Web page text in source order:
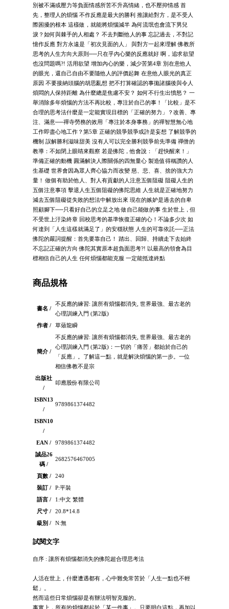
別被不滿或壓力等負面情感所苦不升高情緒，也不壓抑情感 首
先，整理人的煩惱 不作反應是最大的勝利 推讓給對方，是不受人
際困擾的根本 這樣做，就能將煩惱減半 為何流氓也會流下男兒
淚？如何與棘手的人相處？ 不去判斷他人的事 忘記過去，不對記
憶作反應 對方永遠是「初次見面的人」 與對方一起來理解 佛教所
思考的人生方向大原則──只在乎內心樂的反應就好 啊，追求欲望
也沒問題嗎?! 活用欲望 增加內心的樂，減少苦第4章 別在意他人
的眼光，還自己自由不要隨他人的評價起舞 在意他人眼光的真正
原因 不要接納頭腦的胡思亂想 把不打算確認的事拋諸腦後與令人
煩悶的人保持距離 為什麼總是焦慮不安？ 如何不行生出憤怒？ 一
舉消除多年煩惱的方法不再比較，專注於自己的事！「比較」是不
合理的思考法什麼是一定能實現目標的「正確的努力」？改善、專
注、滿意──禪寺勞務的效用「專注於本身事務」的禪智慧無心地
工作即盡心地工作？第5章 正確的競爭競爭或許是妄想 了解競爭的
機制 誤解勝利滋味甜美 沒有人可以完全勝利競爭前先準備 禪僧的
教導：不如閉上眼睛來觀察 若是佛陀，他會說：「趕快醒來！」
準備正確的動機 圓滿解決人際關係的四無量心 製造值得稱讚的人
生基礎 世界會因為眾人齊心協力而改變 慈、悲、喜、捨的強大力
量！ 做個有助於他人、對人有貢獻的人注意五個阻礙 阻礙人生的
五個注意事項 擊退人生五個阻礙的佛陀思維 人生就是正確地努力
減去五個阻礙從失敗的想法中解放出來 現在的嫉妒是過去的自卑
照顧腳下──只看好自己的立足之地 做自己能做的事 生於世上，但
不受世上汙染終章 回校思考的基準恢復正確的心！不論多少次 如
何達到「人生這樣就滿足了」的安穩狀態 人生的可靠依託──正法
佛陀的嚴詞提醒：首先要靠自己！ 踏出、回歸、持續走下去始終
不忘記正確的方向 佛陀其實原本超負面思考?! 以最高的領會為目
標相信自己的人生 任何煩惱都能克服 一定能抵達終點
商品規格
書名 /
不反應的練習: 讓所有煩惱都消失, 世界最強、最古老的
心理訓練入門 (第2版)
作者 /
草薙龍瞬
簡介 /
不反應的練習: 讓所有煩惱都消失, 世界最強、最古老的
心理訓練入門 (第2版)：一切的「痛苦」都始於自己的
「反應」。了解這一點，就是解決煩惱的第一步。一位
相信佛教不是宗
出版社
/
叩應股份有限公司
ISBN13
/
9789861374482
ISBN10
/
EAN /
9789861374482
誠品26
碼 /
2682576467005
頁數 /
240
裝訂 /
P:平裝
語言 /
1:中文 繁體
尺寸 /
20.8*14.8
級別 /
N:無
試閱文字
自序 : 讓所有煩惱都消失的佛陀超合理思考法
人活在世上，什麼遭遇都有，心中難免常苦於「人生一點也不輕
鬆」。
然而這些日常煩惱卻是有辦法明智克服的。
事實上，所有的煩惱都起於「某一件事」。只要明白這點，再加以